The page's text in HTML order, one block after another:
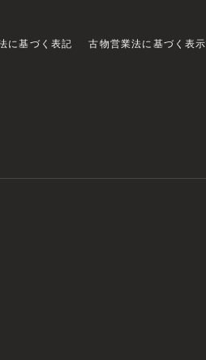
に基づく表記 古物営業法に基づく表示